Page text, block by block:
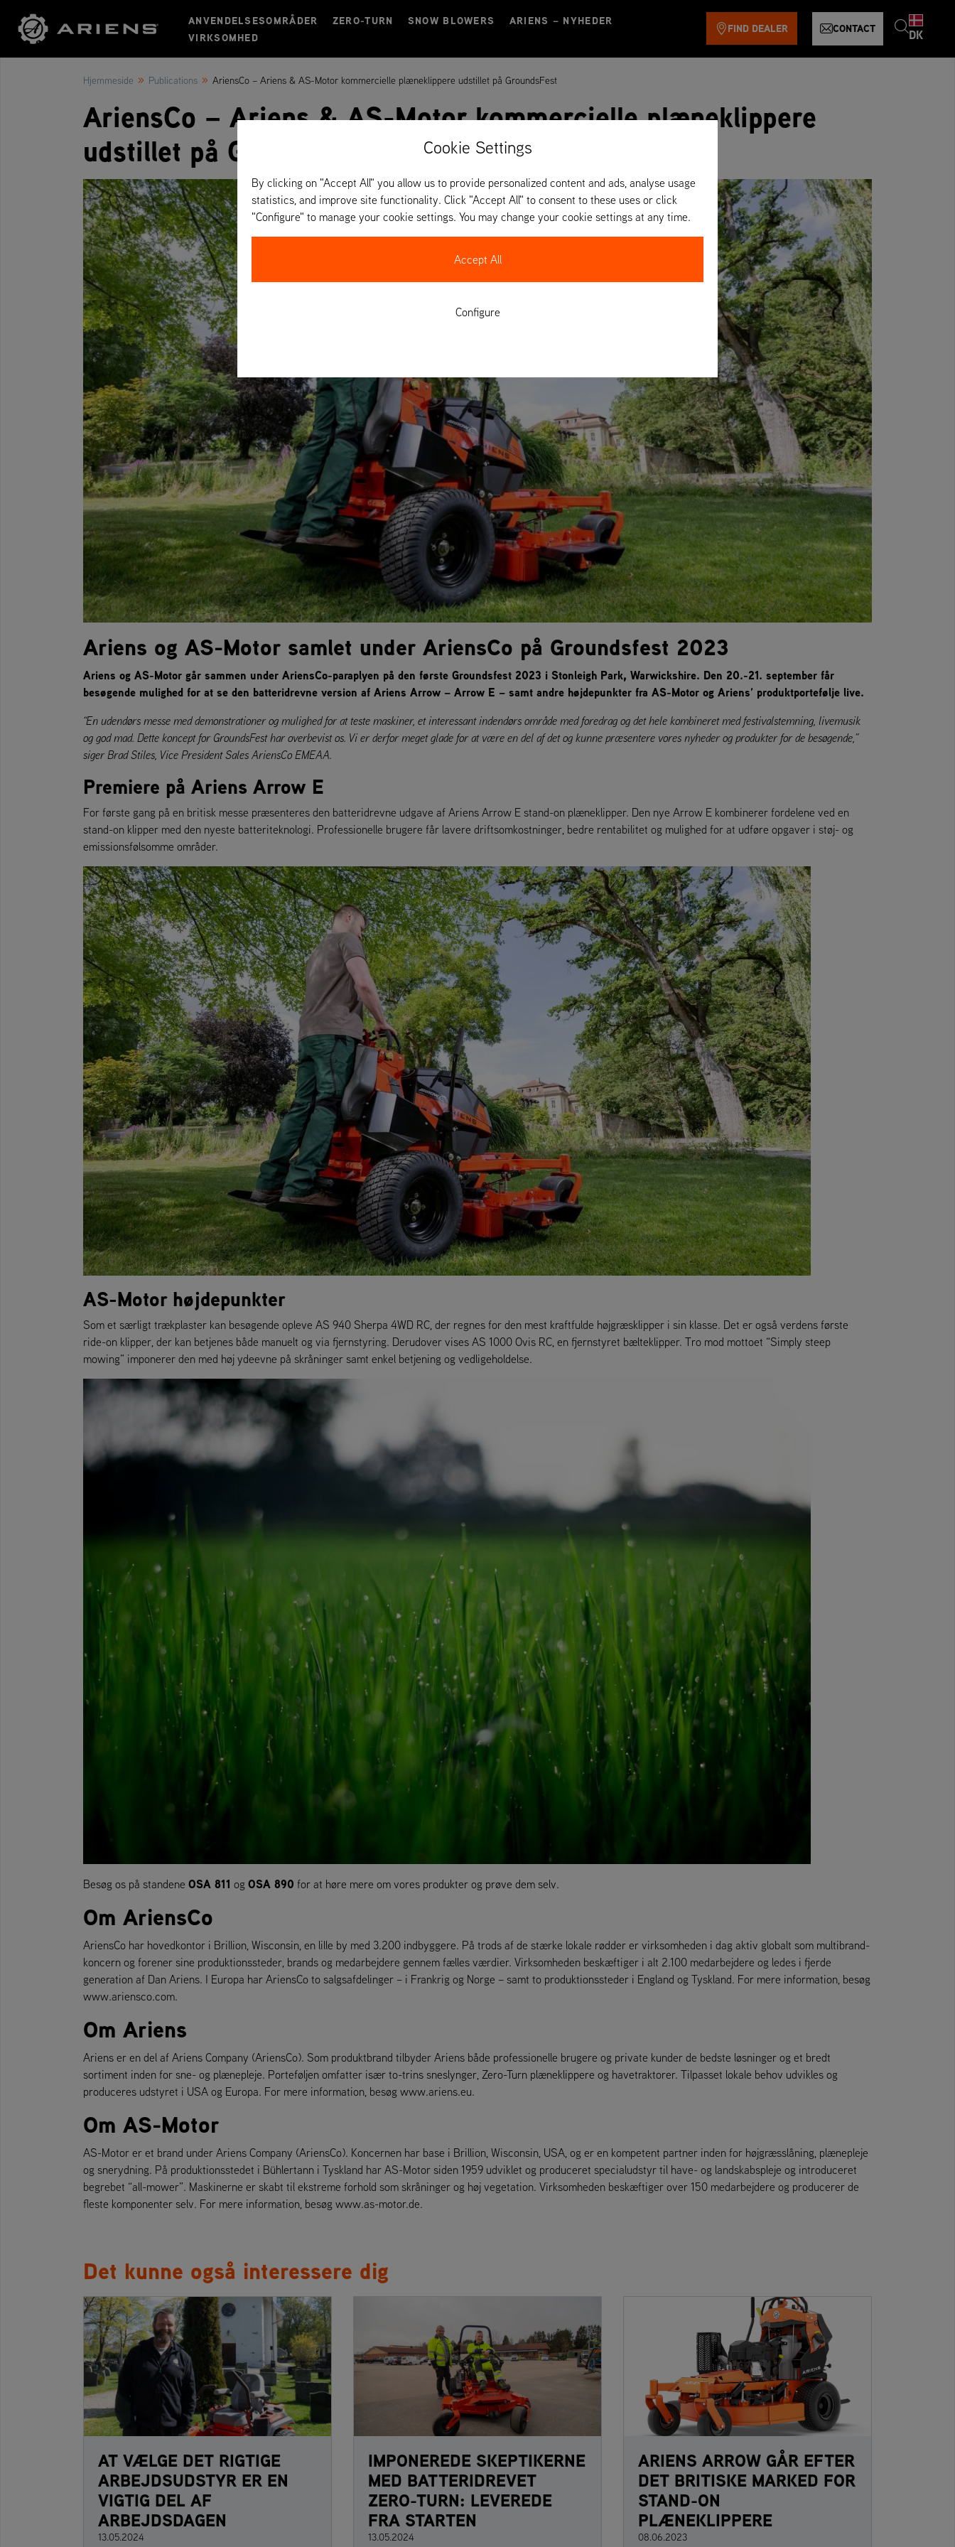
ANVENDELSESOMRÅDER ZERO-TURN SNOW BLOWERS
ARIENS – NYHEDER
VIRKSOMHED
FIND DEALER CONTACT DK
Hjemmeside » Publications » AriensCo – Ariens & AS-Motor kommercielle plæneklippere udstillet på GroundsFest
AriensCo – Ariens & AS-Motor kommercielle plæneklippere
udstillet på GroundsFest
Ariens og AS-Motor samlet under AriensCo på Groundsfest 2023
Ariens og AS-Motor går sammen under AriensCo-paraplyen på den første Groundsfest 2023 i Stonleigh Park, Warwickshire. Den 20.-21. september får
besøgende mulighed for at se den batteridrevne version af Ariens Arrow – Arrow E – samt andre højdepunkter fra AS-Motor og Ariens’ produktportefølje live.
“En udendørs messe med demonstrationer og mulighed for at teste maskiner, et interessant indendørs område med foredrag og det hele kombineret med festivalstemning, livemusik
og god mad. Dette koncept for GroundsFest har overbevist os. Vi er derfor meget glade for at være en del af det og kunne præsentere vores nyheder og produkter for de besøgende,”
siger Brad Stiles, Vice President Sales AriensCo EMEAA.
Premiere på Ariens Arrow E
For første gang på en britisk messe præsenteres den batteridrevne udgave af Ariens Arrow E stand-on plæneklipper. Den nye Arrow E kombinerer fordelene ved en
stand-on klipper med den nyeste batteriteknologi. Professionelle brugere får lavere driftsomkostninger, bedre rentabilitet og mulighed for at udføre opgaver i støj- og
emissionsfølsomme områder.
AS-Motor højdepunkter
Som et særligt trækplaster kan besøgende opleve AS 940 Sherpa 4WD RC, der regnes for den mest kraftfulde højgræsklipper i sin klasse. Det er også verdens første
ride-on klipper, der kan betjenes både manuelt og via fjernstyring. Derudover vises AS 1000 Ovis RC, en fjernstyret bælteklipper. Tro mod mottoet “Simply steep
mowing” imponerer den med høj ydeevne på skråninger samt enkel betjening og vedligeholdelse.
Besøg os på standene OSA 811 og OSA 890 for at høre mere om vores produkter og prøve dem selv.
Om AriensCo
AriensCo har hovedkontor i Brillion, Wisconsin, en lille by med 3.200 indbyggere. På trods af de stærke lokale rødder er virksomheden i dag aktiv globalt som multibrand-
koncern og forener sine produktionssteder, brands og medarbejdere gennem fælles værdier. Virksomheden beskæftiger i alt 2.100 medarbejdere og ledes i fjerde
generation af Dan Ariens. I Europa har AriensCo to salgsafdelinger – i Frankrig og Norge – samt to produktionssteder i England og Tyskland. For mere information, besøg
www.ariensco.com.
Om Ariens
Ariens er en del af Ariens Company (AriensCo). Som produktbrand tilbyder Ariens både professionelle brugere og private kunder de bedste løsninger og et bredt
sortiment inden for sne- og plænepleje. Porteføljen omfatter især to-trins sneslynger, Zero-Turn plæneklippere og havetraktorer. Tilpasset lokale behov udvikles og
produceres udstyret i USA og Europa. For mere information, besøg www.ariens.eu.
Om AS-Motor
AS-Motor er et brand under Ariens Company (AriensCo). Koncernen har base i Brillion, Wisconsin, USA, og er en kompetent partner inden for højgræsslåning, plænepleje
og snerydning. På produktionsstedet i Bühlertann i Tyskland har AS-Motor siden 1959 udviklet og produceret specialudstyr til have- og landskabspleje og introduceret
begrebet “all-mower”. Maskinerne er skabt til ekstreme forhold som skråninger og høj vegetation. Virksomheden beskæftiger over 150 medarbejdere og producerer de
fleste komponenter selv. For mere information, besøg www.as-motor.de.
Det kunne også interessere dig
AT VÆLGE DET RIGTIGE
ARBEJDSUDSTYR ER EN
VIGTIG DEL AF
ARBEJDSDAGEN
13.05.2024
IMPONEREDE SKEPTIKERNE
MED BATTERIDREVET
ZERO-TURN: LEVEREDE
FRA STARTEN
13.05.2024
ARIENS ARROW GÅR EFTER
DET BRITISKE MARKED FOR
STAND-ON
PLÆNEKLIPPERE
08.06.2023
Cookie Settings
By clicking on "Accept All" you allow us to provide personalized content and ads, analyse usage
statistics, and improve site functionality. Click "Accept All" to consent to these uses or click
"Configure" to manage your cookie settings. You may change your cookie settings at any time.
Accept All
Configure